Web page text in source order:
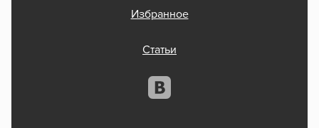
Избранное
Статьи